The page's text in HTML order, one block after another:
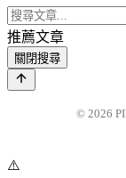
推薦文章
關閉搜尋
© 2026
⚠️